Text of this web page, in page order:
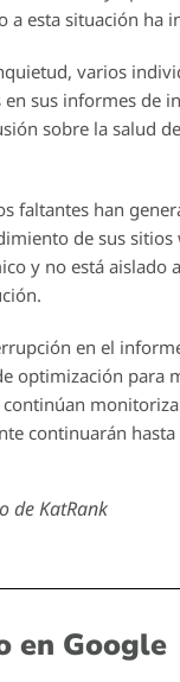
a esta situación ha
varios
sus informes de
sobre la salud
faltantes han
de sus
y no está aislado
en el
optimización para
continuarán
de KatRank
en Google